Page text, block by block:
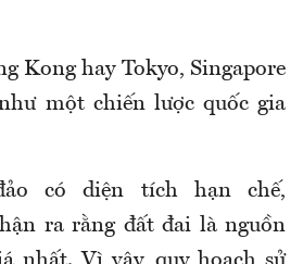
Kong hay Tokyo, Singapore
một chiến lược quốc gia
có diện tích hạn chế,
ra rằng đất đai là nguồn